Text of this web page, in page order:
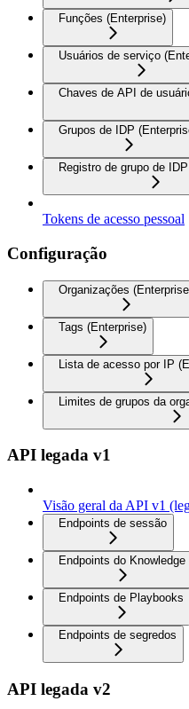
Funções (Enterprise)
Usuários de serviço
Chaves de API de
Grupos de IDP
Registro de grupo de
Tokens de acesso pessoal
Configuração
Organizações
Tags (Enterprise)
Lista de acesso por IP
Limites de grupos da
API legada v1
Visão geral da API v1
Endpoints de sessão
Endpoints do Knowledge
Endpoints de Playbooks
Endpoints de segredos
API legada v2